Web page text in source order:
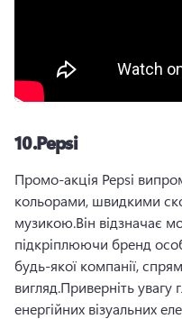
10.Pepsi
Промо-акція Pepsi
кольорами, швидкими
музикою.Він відзначає
підкріплюючи бренд
будь-якої компанії,
вигляд.Приверніть увагу
енергійних візуальних